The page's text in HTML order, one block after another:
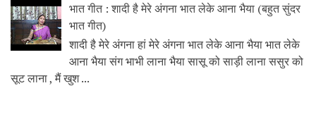
भात गीत : शादी है मेरे अंगना भात लेके आना भैया (बहुत सुंदर
भात गीत)
शादी है मेरे अंगना हां मेरे अंगना भात लेके आना भैया भात लेके
आना भैया संग भाभी लाना भैया सासू को साड़ी लाना ससुर को
सूट लाना , मैं खुश ...